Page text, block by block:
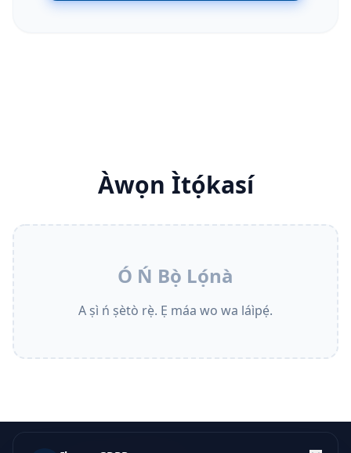
Àwọn Ìtọ́kasí
Ó Ń Bọ̀ Lọ́nà
A ṣì ń ṣètò rẹ̀. Ẹ máa wo wa láìpẹ́.